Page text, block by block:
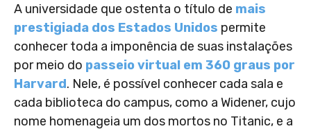
A universidade que ostenta o título de mais
prestigiada dos Estados Unidos permite
conhecer toda a imponência de suas instalações
por meio do passeio virtual em 360 graus por
Harvard. Nele, é possível conhecer cada sala e
cada biblioteca do campus, como a Widener, cujo
nome homenageia um dos mortos no Titanic, e a